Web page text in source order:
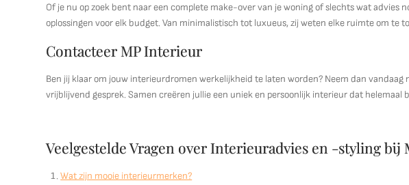
Of je nu op zoek bent naar een complete make-over van je woning of slechts wat advies
oplossingen voor elk budget. Van minimalistisch tot luxueus, zij weten elke ruimte om te
Contacteer MP Interieur
Ben jij klaar om jouw interieurdromen werkelijkheid te laten worden? Neem dan vandaag
vrijblijvend gesprek. Samen creëren jullie een uniek en persoonlijk interieur dat helemaal
Veelgestelde Vragen over Interieuradvies en -styling bij
Wat zijn mooie interieurmerken?